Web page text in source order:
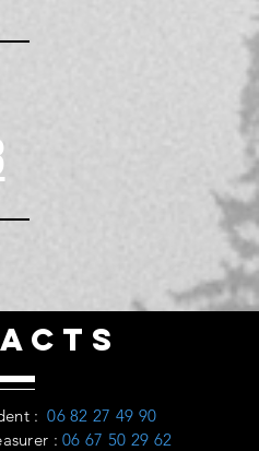
: 06 82 27 49 90
: 06 67 50 29 62